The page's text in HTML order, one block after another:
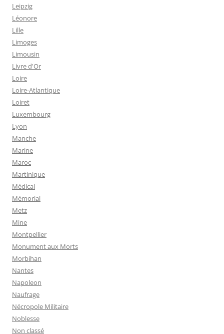
Leipzig
Léonore
Lille
Limoges
Limousin
Livre d'Or
Loire
Loire-Atlantique
Loiret
Luxembourg
Lyon
Manche
Marine
Maroc
Martinique
Médical
Mémorial
Metz
Mine
Montpellier
Monument aux Morts
Morbihan
Nantes
Napoleon
Naufrage
Nécropole Militaire
Noblesse
Non classé